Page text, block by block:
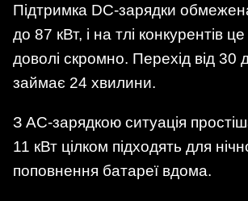
Підтримка DC-зарядки
до 87 кВт, і на тлі конкурентів
доволі скромно. Перехід від 30
займає 24 хвилини.
З AC-зарядкою ситуація
11 кВт цілком підходять для
поповнення батареї вдома.